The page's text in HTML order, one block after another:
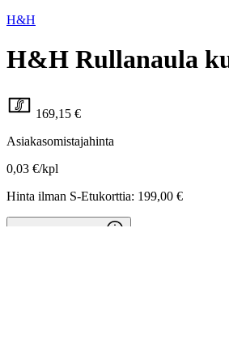
H&H
H&H Rullanaula
169,15 €
Asiakasomistajahinta
0,03 €/kpl
Hinta ilman S-Etukorttia: 199,00 €